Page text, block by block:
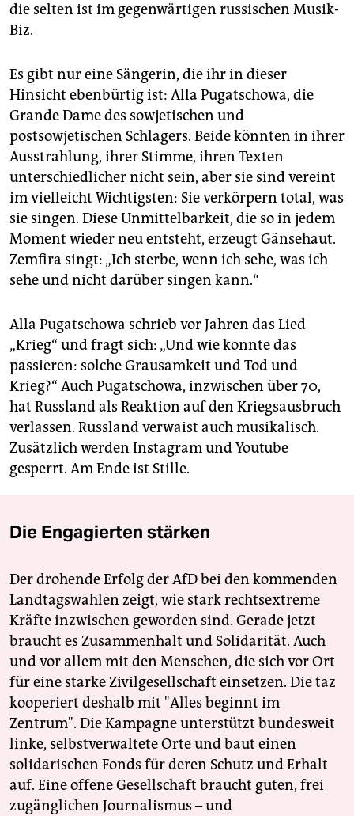
die selten ist im gegenwärtigen russischen Musik-
Biz.
Es gibt nur eine Sängerin, die ihr in dieser
Hinsicht ebenbürtig ist: Alla Pugatschowa, die
Grande Dame des sowjetischen und
postsowjetischen Schlagers. Beide könnten in ihrer
Ausstrahlung, ihrer Stimme, ihren Texten
unterschiedlicher nicht sein, aber sie sind vereint
im vielleicht Wichtigsten: Sie verkörpern total, was
sie singen. Diese Unmittelbarkeit, die so in jedem
Moment wieder neu entsteht, erzeugt Gänsehaut.
Zemfira singt: „Ich sterbe, wenn ich sehe, was ich
sehe und nicht darüber singen kann.“
Alla Pugatschowa schrieb vor Jahren das Lied
„Krieg“ und fragt sich: „Und wie konnte das
passieren: solche Grausamkeit und Tod und
Krieg?“ Auch Pugatschowa, inzwischen über 70,
hat Russland als Reaktion auf den Kriegsausbruch
verlassen. Russland verwaist auch musikalisch.
Zusätzlich werden Instagram und Youtube
gesperrt. Am Ende ist Stille.
Die Engagierten stärken
Der drohende Erfolg der AfD bei den kommenden
Landtagswahlen zeigt, wie stark rechtsextreme
Kräfte inzwischen geworden sind. Gerade jetzt
braucht es Zusammenhalt und Solidarität. Auch
und vor allem mit den Menschen, die sich vor Ort
für eine starke Zivilgesellschaft einsetzen. Die taz
kooperiert deshalb mit "Alles beginnt im
Zentrum". Die Kampagne unterstützt bundesweit
linke, selbstverwaltete Orte und baut einen
solidarischen Fonds für deren Schutz und Erhalt
auf. Eine offene Gesellschaft braucht guten, frei
zugänglichen Journalismus – und